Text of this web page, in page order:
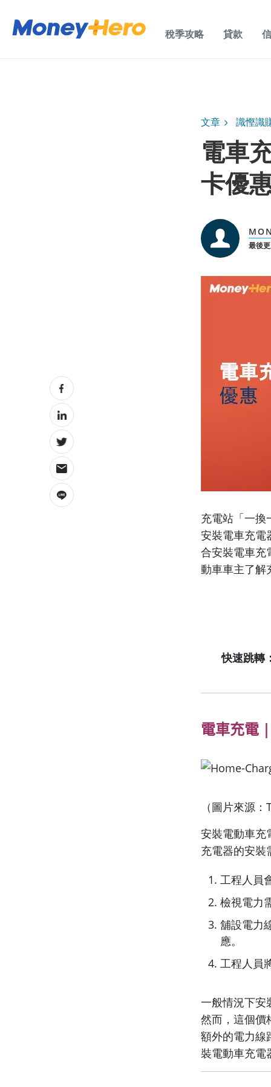
稅季攻略 貸款
文章 識慳識
電車
卡優
最後
充電站「一換
安裝電車充電
合安裝電車充
動車車主了解
快速跳轉
電車充電
（圖片來源
安裝電動車充
充電器的安裝
工程人員
檢視電力
舖設電力
應。
工程人員
一般情況下安
然而，這個價
額外的電力線
裝電動車充電